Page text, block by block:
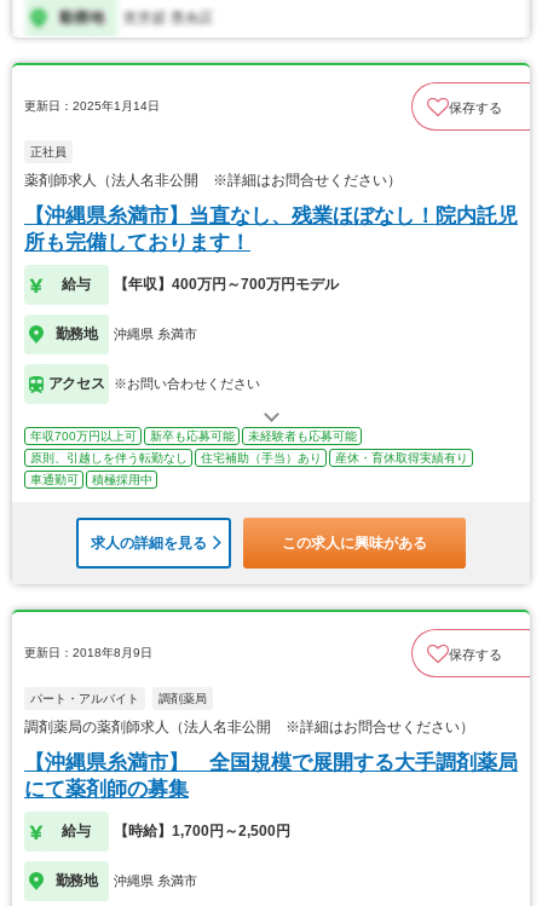
更新日：2025年1月14日 保存する
正社員
薬剤師求人（法人名非公開 ※詳細はお問合せください）
【沖縄県糸満市】当直なし、残業ほぼなし！院内託児
所も完備しております！
給与 【年収】400万円～700万円モデル
勤務地 沖縄県 糸満市
アクセス ※お問い合わせください
年収700万円以上可 新卒も応募可能
未経験者も応募可能
原則、引越しを伴う転勤なし
住宅補助（手当）あり
産休・育休取得実績有り
車通勤可
積極採用中
求人の詳細を見る この求人に興味がある
更新日：2018年8月9日 保存する
パート・アルバイト 調剤薬局
調剤薬局の薬剤師求人（法人名非公開 ※詳細はお問合せください）
【沖縄県糸満市】 全国規模で展開する大手調剤薬局
にて薬剤師の募集
給与 【時給】1,700円～2,500円
勤務地 沖縄県 糸満市